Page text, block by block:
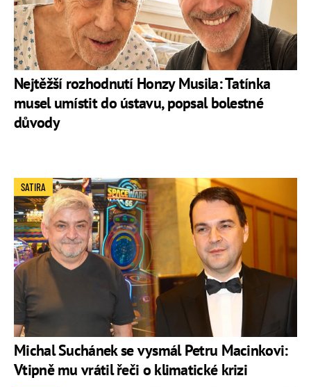
Nejtěžší rozhodnutí Honzy Musila: Tatínka
musel umístit do ústavu, popsal bolestné
důvody
Michal Suchánek se vysmál Petru Macinkovi:
Vtipně mu vrátil řeči o klimatické krizi
SATIRA